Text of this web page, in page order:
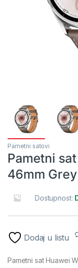
Pametni satovi
Pametni
46mm
Dostupnost:
Dodaj u listu
Pametni sat Huawei